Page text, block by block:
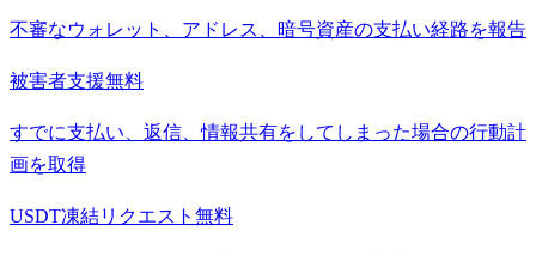
不審なウォレット、アドレス、暗号資産の支払い経路を報告
被害者支援無料
すでに支払い、返信、情報共有をしてしまった場合の行動計
画を取得
USDT凍結リクエスト 無料